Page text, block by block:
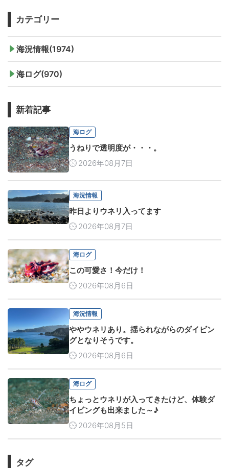
カテゴリー
海況情報(1974)
海ログ(970)
新着記事
海ログ
うねりで透明度が・・・。
2026年08月7日
海況情報
昨日よりウネリ入ってます
2026年08月7日
海ログ
この可愛さ！今だけ！
2026年08月6日
海況情報
ややウネリあり。揺られながらのダイビン
グとなりそうです。
2026年08月6日
海ログ
ちょっとウネリが入ってきたけど、体験ダ
イビングも出来ました～♪
2026年08月5日
タグ